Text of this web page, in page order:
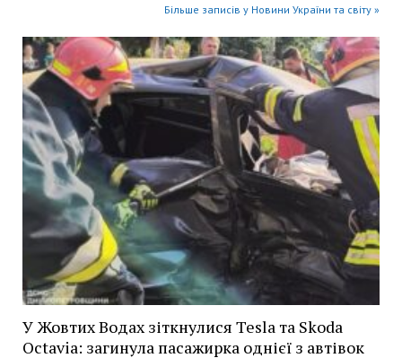
Більше записів у Новини України та світу »
У Жовтих Водах зіткнулися Tesla та Skoda
Octavia: загинула пасажирка однієї з автівок